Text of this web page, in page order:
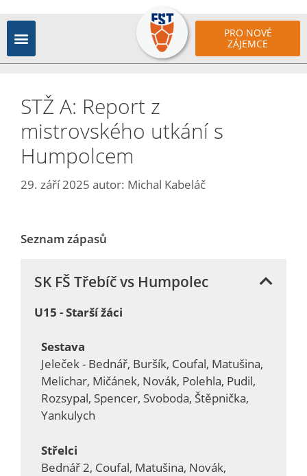
PRO NOVÉ
ZÁJEMCE
STŽ A: Report z
mistrovského utkání s
Humpolcem
29. září 2025 autor: Michal Kabeláč
Seznam zápasů
SK FŠ Třebíč vs Humpolec
U15 - Starší žáci
Sestava
Jeleček - Bednář, Buršík, Coufal, Matušina,
Melichar, Mičánek, Novák, Polehla, Pudil,
Rozsypal, Spencer, Svoboda, Štěpnička,
Yankulych
Střelci
Bednář 2, Coufal, Matušina, Novák,